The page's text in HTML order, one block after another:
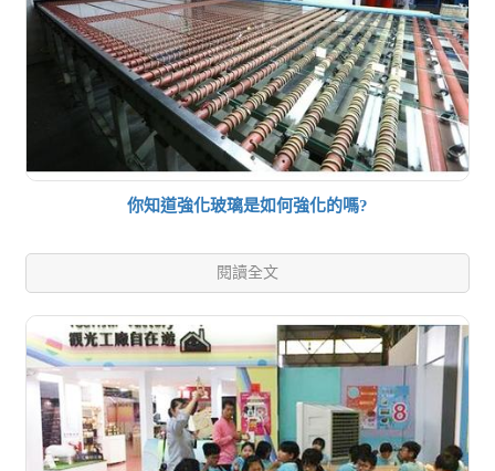
你知道強化玻璃是如何強化的嗎?
閱讀全文